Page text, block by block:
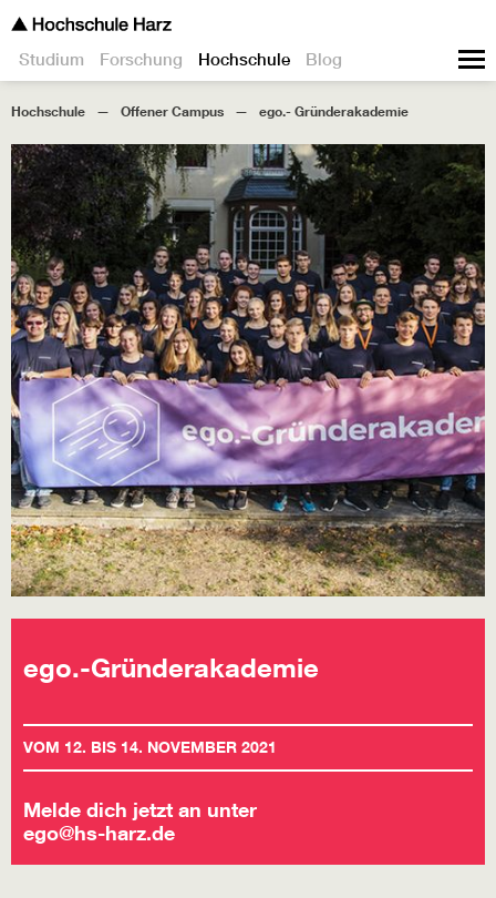
Studium Forschung Hochschule Blog
Hochschule Offener Campus ego.- Gründerakademie
ego.-Gründerakademie
VOM 12. BIS 14. NOVEMBER 2021
Melde dich jetzt an unter
ego@hs-harz.de